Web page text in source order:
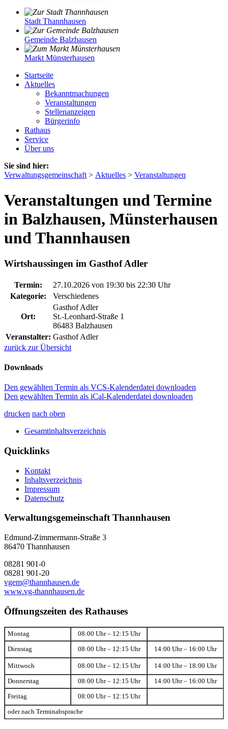
Stadt Thannhausen
Gemeinde Balzhausen
Markt Münsterhausen
Startseite
Aktuelles
Bekanntmachungen
Veranstaltungen
Stellenanzeigen
Bürgerinfo
Rathaus
Service
Über uns
Sie sind hier:
Verwaltungsgemeinschaft > Aktuelles > Veranstaltungen
Veranstaltungen und Termine
in Balzhausen, Münsterhausen
und Thannhausen
Wirtshaussingen im Gasthof Adler
Termin: 27.10.2026 von 19:30 bis 22:30 Uhr
Kategorie:
Verschiedenes
Ort:
Gasthof Adler
St.-Leonhard-Straße 1
86483 Balzhausen
Veranstalter: Gasthof Adler
zurück zur Übersicht
Downloads
Den gewählten Termin als VCS-Kalenderdatei downloaden
Den gewählten Termin als iCal-Kalenderdatei downloaden
drucken nach oben
Gesamtinhaltsverzeichnis
Quicklinks
Kontakt
Inhaltsverzeichnis
Impressum
Datenschutz
Verwaltungsgemeinschaft Thannhausen
Edmund-Zimmermann-Straße 3
86470 Thannhausen
08281 901-0
08281 901-20
vgem@thannhausen.de
www.vg-thannhausen.de
Öffnungszeiten des Rathauses
Montag 08:00 Uhr – 12:15 Uhr
Dienstag 08:00 Uhr – 12:15 Uhr 14:00 Uhr – 16:00 Uhr
Mittwoch 08:00 Uhr – 12:15 Uhr 14:00 Uhr – 18:00 Uhr
Donnerstag 08:00 Uhr – 12:15 Uhr 14:00 Uhr – 16:00 Uhr
Freitag 08:00 Uhr – 12:15 Uhr
oder nach Terminabsprache